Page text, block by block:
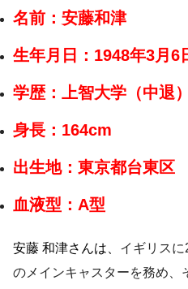
名前： 安藤和津
生年月日：1948年3月6
学歴： 上智大学（中退）
身長：164cm
出生地：東京都台東区
血液型：A型
安藤 和津さんは、 イギリス
のメインキャスターを務め